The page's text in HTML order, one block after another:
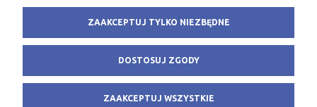
info@fachowa.pl
80-299 Gdańsk
NIP: 584-182-39-49
ZAAKCEPTUJ TYLKO NIEZBĘDNE
DOSTOSUJ ZGODY
ZAAKCEPTUJ WSZYSTKIE